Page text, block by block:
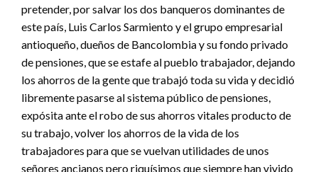
pretender, por salvar los dos banqueros dominantes de
este país, Luis Carlos Sarmiento y el grupo empresarial
antioqueño, dueños de Bancolombia y su fondo privado
de pensiones, que se estafe al pueblo trabajador, dejando
los ahorros de la gente que trabajó toda su vida y decidió
libremente pasarse al sistema público de pensiones,
expósita ante el robo de sus ahorros vitales producto de
su trabajo, volver los ahorros de la vida de los
trabajadores para que se vuelvan utilidades de unos
señores ancianos pero riquísimos que siempre han vivido